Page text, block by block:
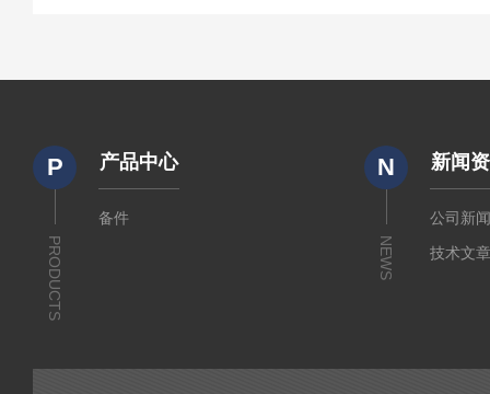
P
PRODUCTS
产品中心
备件
N
NEWS
新闻
公司新
技术文